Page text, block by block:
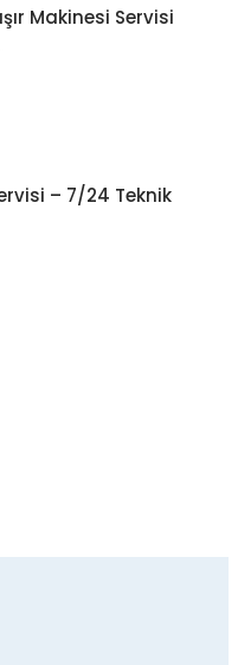
Makinesi Servisi
– 7/24 Teknik